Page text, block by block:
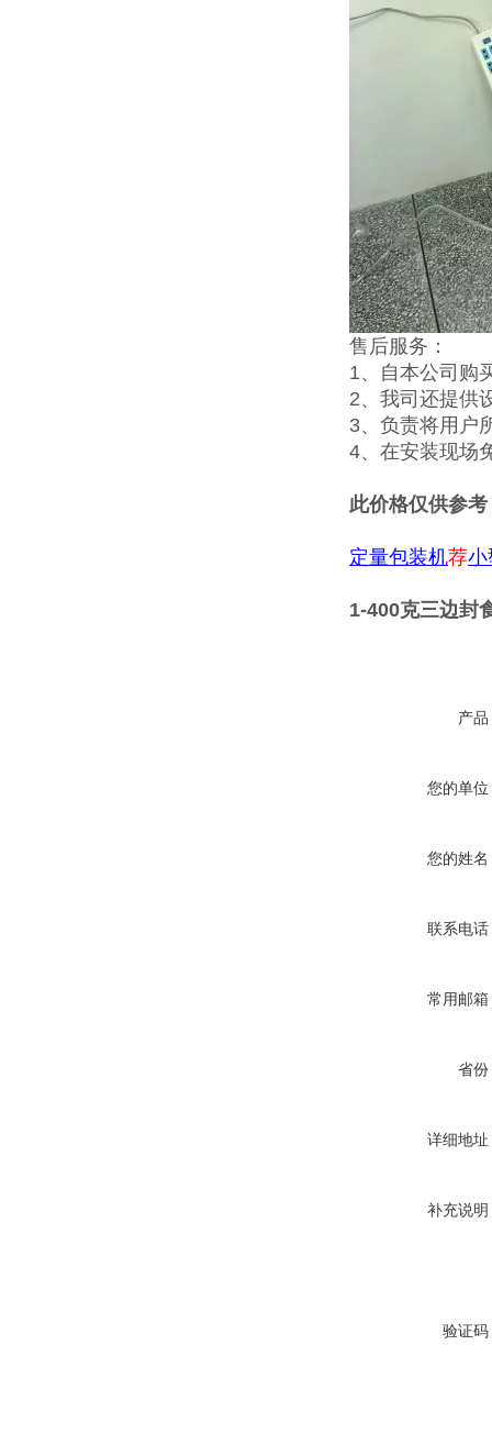
售后服务：
1、自本公司购
2、我司还提供
3、负责将用户
4、在安装现场
此价格仅供参
定量包装机荐小
1-400克三边封
产品
您的单位
您的姓名
联系电话
常用邮箱
省份
详细地址
补充说明
验证码